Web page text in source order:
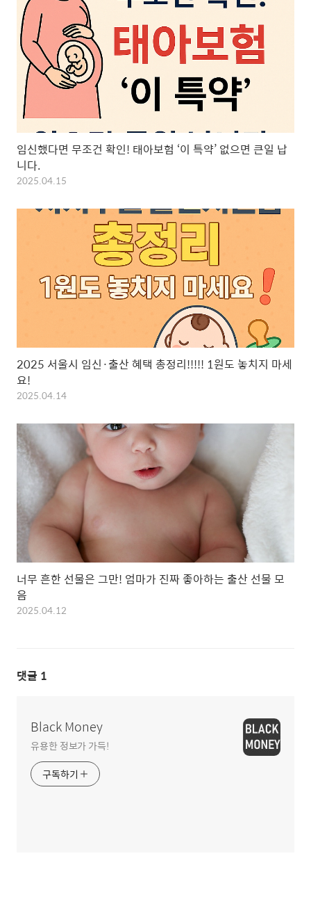
임신했다면 무조건 확인! 태아보험 ‘이 특약’ 없으면 큰일 납
니다.
2025.04.15
2025 서울시 임신·출산 혜택 총정리!!!!! 1원도 놓치지 마세
요!
2025.04.14
너무 흔한 선물은 그만! 엄마가 진짜 좋아하는 출산 선물 모
음
2025.04.12
댓글 1
Black Money
유용한 정보가 가득!
구독하기